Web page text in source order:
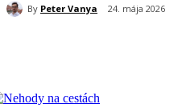
By Peter Vanya 24. mája 2026